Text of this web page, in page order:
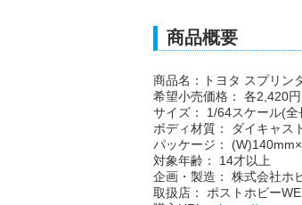
商品概要
商品名：トヨタ スプリン
希望小売価格： 各2,420
サイズ： 1/64スケール(全
ボディ材質： ダイキャス
パッケージ：
対象年齢： 14才以上
企画・製造： 株式会社ホ
取扱店： ポストホビー